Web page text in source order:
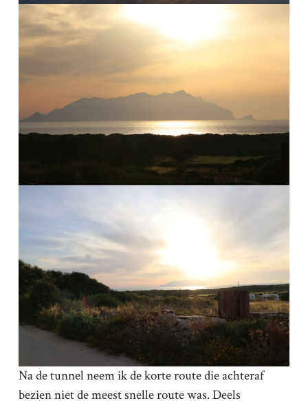
Na de tunnel neem ik de korte route die achteraf
bezien niet de meest snelle route was. Deels